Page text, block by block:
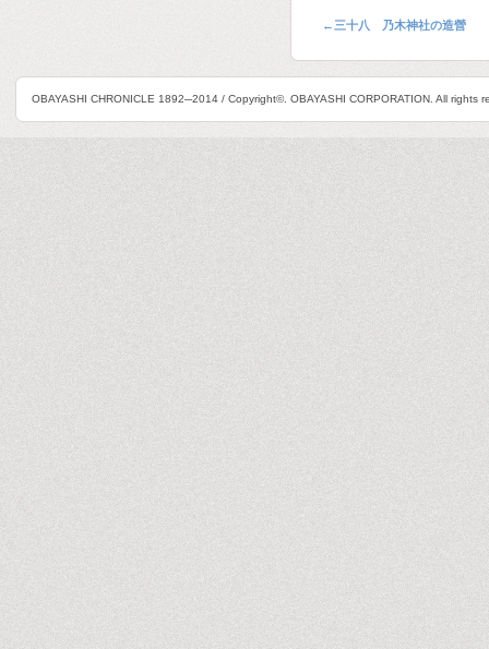
← 三十八 乃木神社の造營
OBAYASHI CHRONICLE 1892─2014 / Copyright©. OBAYASHI CORPORATION. All rights